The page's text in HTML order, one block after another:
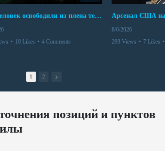
300 человек освободили из плена террористов. Невероятная история спасения
• 10 Likes • 4 Comments
8/6/2026
293 Views • 7 Likes •
1 2
позиций и пунктов